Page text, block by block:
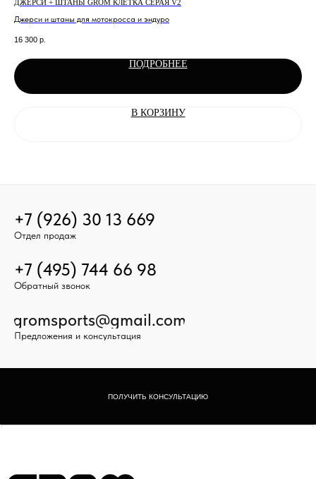
ДЖЕРСИ + ШТАНЫ GROM КЛЕТКА СЕРАЯ V2
Джерси и штаны для мотокросса и эндуро
16 300 р.
ПОДРОБНЕЕ
В КОРЗИНУ
+7 (495) 744 66 98
gromsports@gmail.com
Предложения и консультация
ПОЛУЧИТЬ КОНСУЛЬТАЦИЮ
+7 (926) 30 13 669
Отдел продаж
Обратный звонок